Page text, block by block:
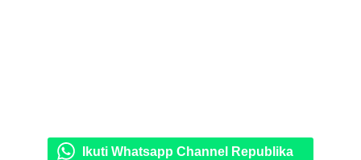
Ikuti Whatsapp Channel Republika